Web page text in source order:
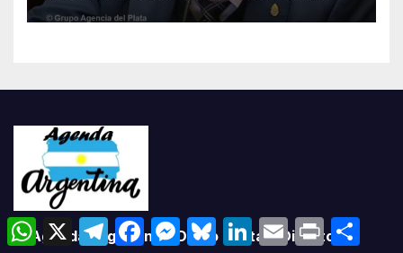
© Agenda Argentina – Diario Digital | Director
W
h
X
T
e
F
a
M
e
B
l
L
i
E
m
P
r